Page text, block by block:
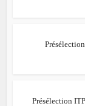
Présélection